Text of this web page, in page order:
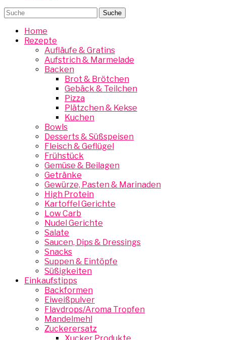
Home
Rezepte
Aufläufe & Gratins
Aufstrich & Marmelade
Backen
Brot & Brötchen
Gebäck & Teilchen
Pizza
Plätzchen & Kekse
Kuchen
Bowls
Desserts & Süßspeisen
Fleisch & Geflügel
Frühstück
Gemüse & Beilagen
Getränke
Gewürze, Pasten & Marinaden
High Protein
Kartoffel Gerichte
Low Carb
Nudel Gerichte
Salate
Saucen, Dips & Dressings
Snacks
Suppen & Eintöpfe
Süßigkeiten
Einkaufstipps
Backformen
Eiweißpulver
Flavdrops/Aroma Tropfen
Mandelmehl
Zuckerersatz